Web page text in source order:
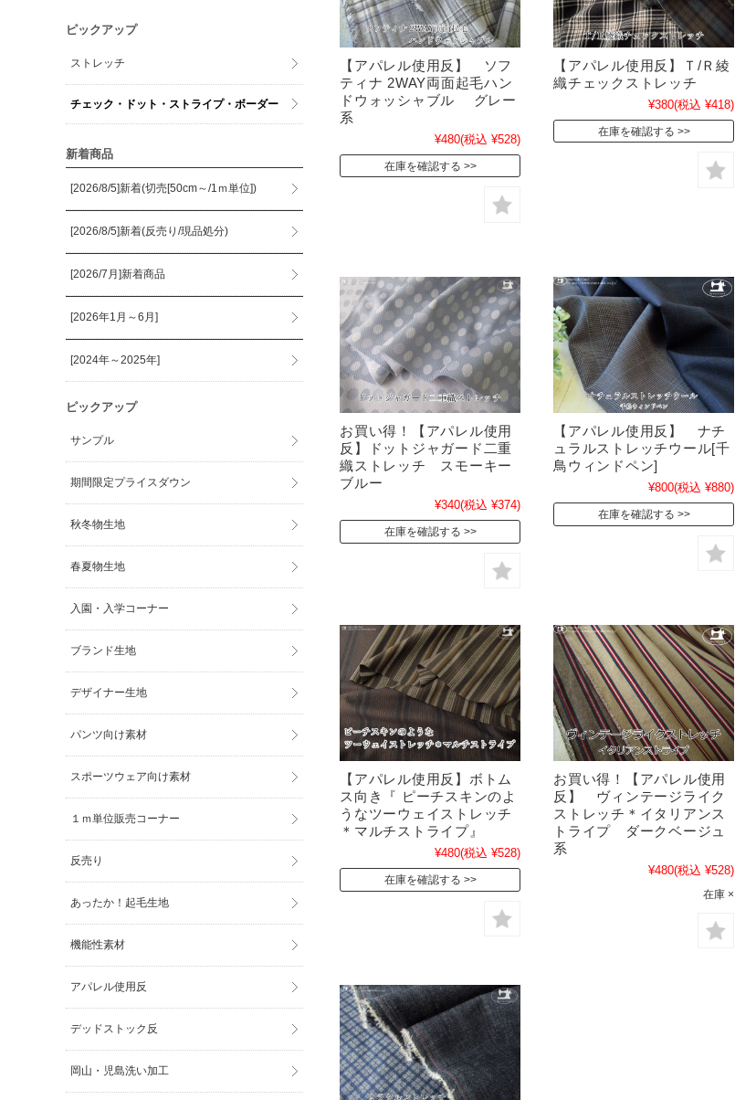
【アパレル使用反】 ソフ
ティナ 2WAY両面起毛ハン
ドウォッシャブル グレー
系
¥480(税込 ¥528)
在庫を確認する
【アパレル使用反】Ｔ/Ｒ綾
織チェックストレッチ
¥380(税込 ¥418)
在庫を確認する
お買い得！【アパレル使用
反】ドットジャガード二重
織ストレッチ スモーキー
ブルー
¥340(税込 ¥374)
在庫を確認する
【アパレル使用反】 ナチ
ュラルストレッチウール[千
鳥ウィンドペン]
¥800(税込 ¥880)
在庫を確認する
【アパレル使用反】ボトム
ス向き『 ピーチスキンのよ
うなツーウェイストレッチ
＊マルチストライプ』
¥480(税込 ¥528)
在庫を確認する
お買い得！【アパレル使用
反】 ヴィンテージライク
ストレッチ＊イタリアンス
トライプ ダークベージュ
系
¥480(税込 ¥528)
在庫 ×
ピックアップ
ストレッチ
チェック・ドット・ストライプ・ボーダー
新着商品
[2026/8/5]新着(切売[50cm～/1ｍ単位])
[2026/8/5]新着(反売り/現品処分)
[2026/7月]新着商品
[2026年1月～6月]
[2024年～2025年]
ピックアップ
サンプル
期間限定プライスダウン
秋冬物生地
春夏物生地
入園・入学コーナー
ブランド生地
デザイナー生地
パンツ向け素材
スポーツウェア向け素材
１ｍ単位販売コーナー
反売り
あったか！起毛生地
機能性素材
アパレル使用反
デッドストック反
岡山・児島洗い加工